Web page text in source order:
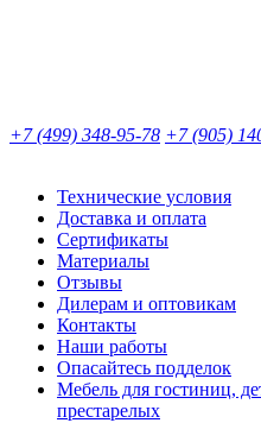
+7 (499) 348-95-78 +7 (905)
Технические условия
Доставка и оплата
Сертификаты
Материалы
Отзывы
Дилерам и оптовикам
Контакты
Наши работы
Опасайтесь подделок
Мебель для гостиниц,
престарелых